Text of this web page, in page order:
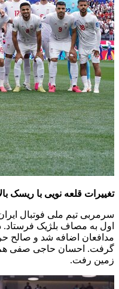
تغییرات قلعه نویی با ریسک
سرمربی تیم ملی فوتبال
اول به مصاف بلژیک
مدافعان اضافه شد و صالح
گرفت. احسان حاجی صفی هم
زمین رفت.